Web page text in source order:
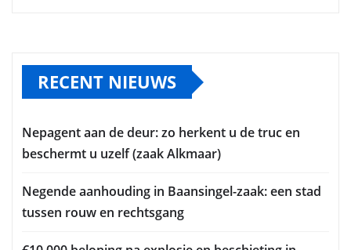
RECENT NIEUWS
Nepagent aan de deur: zo herkent u de truc en
beschermt u uzelf (zaak Alkmaar)
Negende aanhouding in Baansingel-zaak: een stad
tussen rouw en rechtsgang